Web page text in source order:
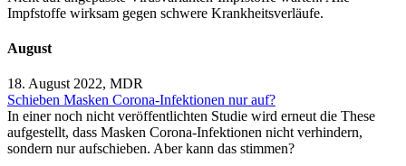
Impfstoffe wirksam gegen schwere Krankheitsverläufe.
August
18. August 2022, MDR
Schieben Masken Corona-Infektionen nur auf?
In einer noch nicht veröffentlichten Studie wird erneut die These
aufgestellt, dass Masken Corona-Infektionen nicht verhindern,
sondern nur aufschieben. Aber kann das stimmen?